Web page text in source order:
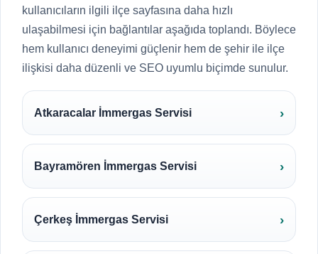
kullanıcıların ilgili ilçe sayfasına daha hızlı
ulaşabilmesi için bağlantılar aşağıda toplandı. Böylece
hem kullanıcı deneyimi güçlenir hem de şehir ile ilçe
ilişkisi daha düzenli ve SEO uyumlu biçimde sunulur.
Atkaracalar İmmergas Servisi
Bayramören İmmergas Servisi
Çerkeş İmmergas Servisi